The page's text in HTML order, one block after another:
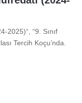
2025)“, “9. Sınıf
Tercih Koçu’nda.